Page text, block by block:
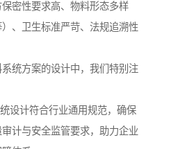
密性要求高、物料形态多样
）、卫生标准严苛、法规追溯性
统方案的设计中，我们特别注
设计符合行业通用规范，确保
计与安全监管要求，助力企业